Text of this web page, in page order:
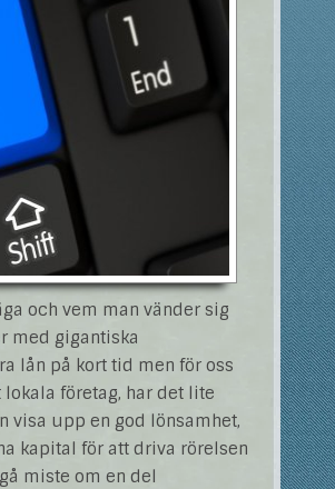
och vem man vänder sig
med gigantiska
lån på kort tid men för oss
företag, har det lite
visa upp en god lönsamhet,
kapital för att driva rörelsen
miste om en del